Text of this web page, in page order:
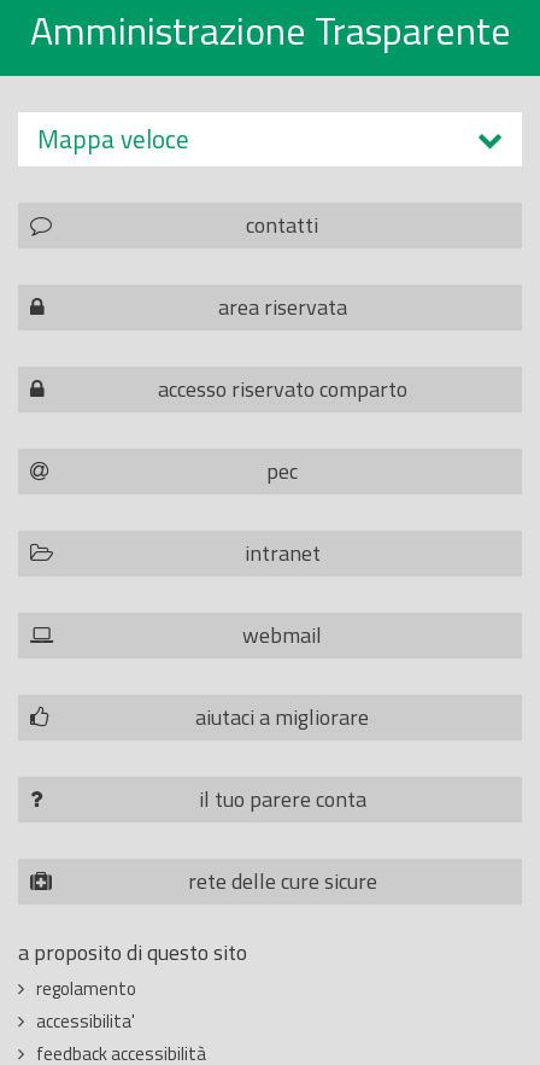
Amministrazione Trasparente
Mappa veloce
contatti
area riservata
accesso riservato comparto
pec
intranet
webmail
aiutaci a migliorare
il tuo parere conta
rete delle cure sicure
a proposito di questo sito
regolamento
accessibilita'
feedback accessibilità